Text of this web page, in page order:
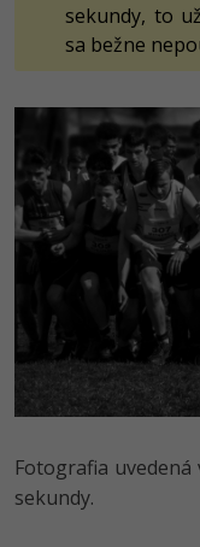
sekundy, to
sa bežne
Fotografia uvedená
sekundy.